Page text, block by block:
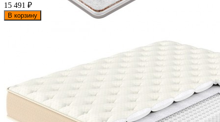
15 491
₽
В корзину